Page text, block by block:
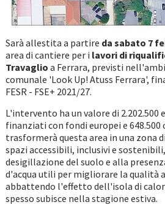
Sarà allestita a partire da sabato 7
area di cantiere per i lavori di
Travaglio a Ferrara, previsti
comunale 'Look Up! Atuss Ferrara',
FESR - FSE+ 2021/27.
L'intervento ha un valore di 2.202.500
finanziati con fondi europei e 648.500
trasformerà questa area in una zona
spazi accessibili, inclusivi e
desigillazione del suolo e alla
d'acqua utili per migliorare la qualità
abbattendo l'effetto dell'isola di
spesso subisce nella stagione estiva.